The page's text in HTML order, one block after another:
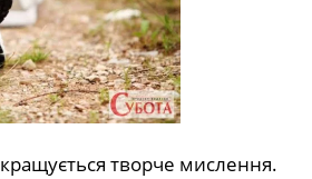
творче мислення.